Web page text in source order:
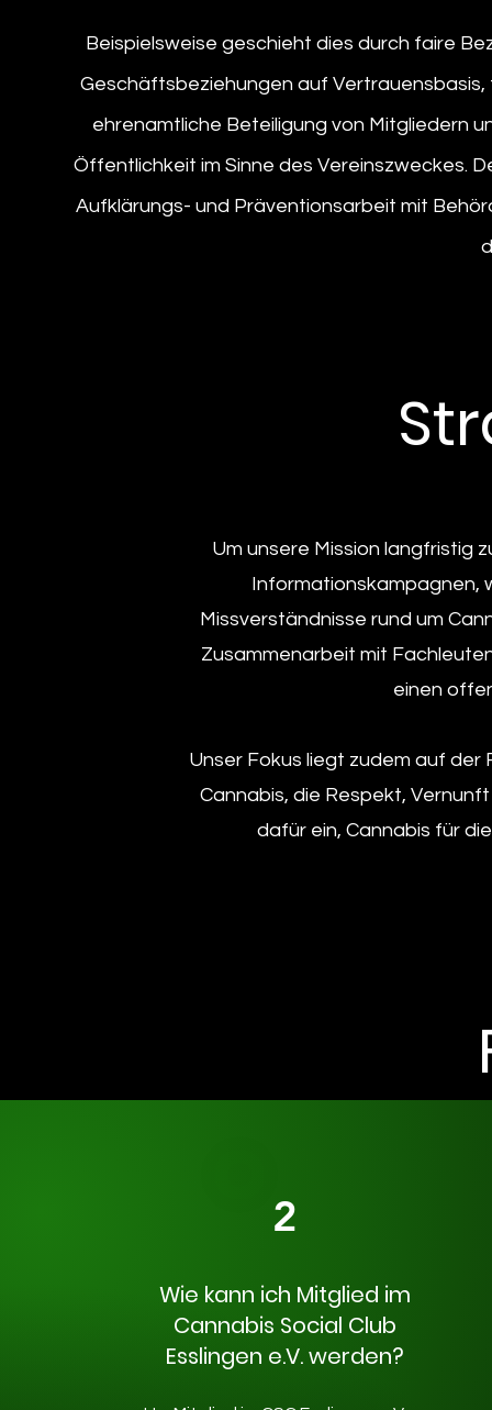
Beispielsweise geschieht dies durch faire
Geschäftsbeziehungen auf
ehrenamtliche Beteiligung von Mitgliedern
Öffentlichkeit im Sinne des Vereinszweckes.
Aufklärungs- und Präventionsarbeit mit
Um unsere Mission langfristig
Informationskampagnen,
Missverständnisse rund um
Zusammenarbeit mit
einen
Unser Fokus liegt zudem auf der
Cannabis, die Respekt,
dafür ein, Cannabis für
2
Wie kann ich Mitglied im
Cannabis Social Club
Esslingen e.V. werden?